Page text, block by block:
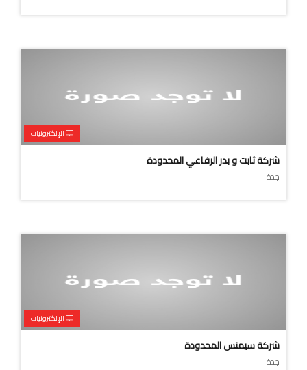
الإلكترونيات
شركة ثابت و بدر الرفاعي المحدودة
جدة
الإلكترونيات
شركة سيمنس المحدودة
جدة